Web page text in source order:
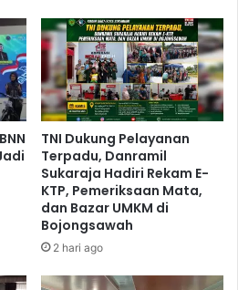
TNI Dukung Pelayanan
Terpadu, Danramil
Sukaraja Hadiri Rekam E-
KTP, Pemeriksaan Mata,
dan Bazar UMKM di
Bojongsawah
2 hari ago